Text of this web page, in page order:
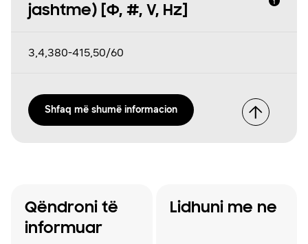
jashtme) [Φ, #, V, Hz]
3,4,380-415,50/60
Shfaq më shumë informacion
Qëndroni të
informuar
Lidhuni me ne